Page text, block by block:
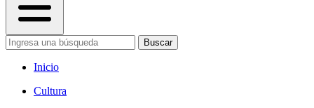
Buscar
Inicio
Cultura